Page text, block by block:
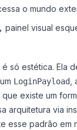
o mundo
painel visual
só estética. Ela
LoginPayload
existe um
arquitetura via
esse padrão em